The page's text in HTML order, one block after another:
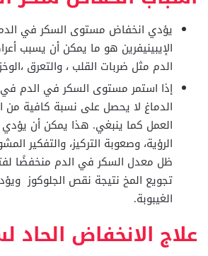
يؤدي انخفاض مستوى السكر في الدم
الإيبينيفرين هو ما يمكن أن يسبب
الدم مثل ضربات القلب ، والتعرق
إذا استمر مستوى السكر في الدم في
الدماغ لا يحصل على نسبة كافية من
العمل كما ينبغي. هذا يمكن أن
الرؤية، وصعوبة التركيز، والتفكير
ظل معدل السكر في الدم منخفضًا
تجويع المخ نتيجة نقص الجلوكوز
الغيبوبة.
علاج الانخفاض الحاد